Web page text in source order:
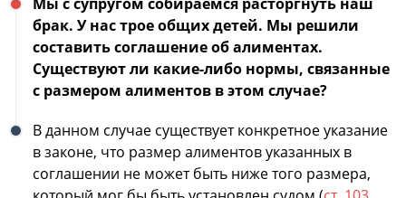
брак. У нас трое общих детей. Мы решили
составить соглашение об алиментах.
Существуют ли какие-либо нормы, связанные
с размером алиментов в этом случае?
В данном случае существует конкретное указание
в законе, что размер алиментов указанных в
соглашении не может быть ниже того размера,